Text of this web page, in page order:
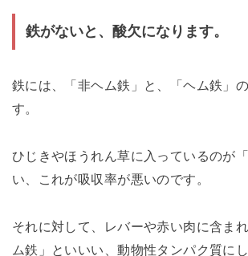
鉄がないと、酸欠になります。
鉄には、「非ヘム鉄」と、「ヘム鉄」
す。
ひじきやほうれん草に入っているのが
い、これが吸収率が悪いのです。
それに対して、レバーや赤い肉に含ま
ム鉄」といいい、動物性タンパク質に